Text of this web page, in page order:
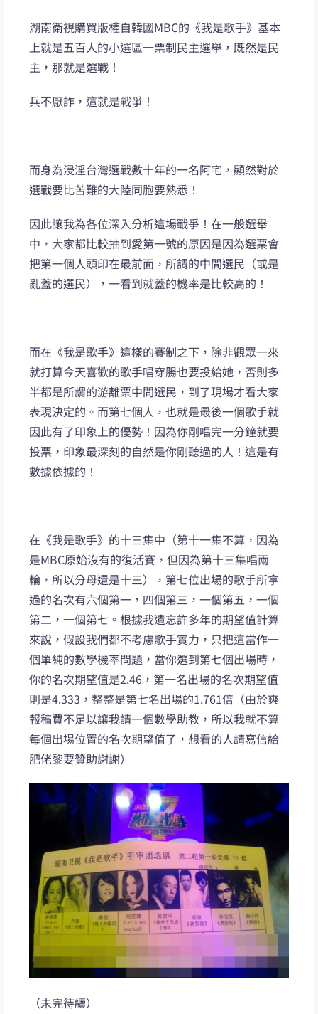
湖南衛視購買版權自韓國MBC的《我是歌手》基本
上就是五百人的小選區一票制民主選舉，既然是民
主，那就是選戰！
兵不厭詐，這就是戰爭！
而身為浸淫台灣選戰數十年的一名阿宅，顯然對於
選戰要比苦難的大陸同胞要熟悉！
因此讓我為各位深入分析這場戰爭！在一般選舉
中，大家都比較抽到愛第一號的原因是因為選票會
把第一個人頭印在最前面，所謂的中間選民（或是
亂蓋的選民），一看到就蓋的機率是比較高的！
而在《我是歌手》這樣的賽制之下，除非觀眾一來
就打算今天喜歡的歌手唱穿腸也要投給她，否則多
半都是所謂的游離票中間選民，到了現場才看大家
表現決定的。而第七個人，也就是最後一個歌手就
因此有了印象上的優勢！因為你剛唱完一分鐘就要
投票，印象最深刻的自然是你剛聽過的人！這是有
數據依據的！
在《我是歌手》的十三集中（第十一集不算，因為
是MBC原始沒有的復活賽，但因為第十三集唱兩
輪，所以分母還是十三），第七位出場的歌手所拿
過的名次有六個第一，四個第三，一個第五，一個
第二，一個第七。根據我遺忘許多年的期望值計算
來說，假設我們都不考慮歌手實力，只把這當作一
個單純的數學機率問題，當你選到第七個出場時，
你的名次期望值是2.46，第一名出場的名次期望值
則是4.333，整整是第七名出場的1.761倍（由於爽
報稿費不足以讓我請一個數學助教，所以我就不算
每個出場位置的名次期望值了，想看的人請寫信給
肥佬黎要贊助謝謝）
（未完待續）